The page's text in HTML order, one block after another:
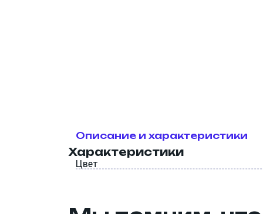
Описание и характеристики
Характеристики
Цвет